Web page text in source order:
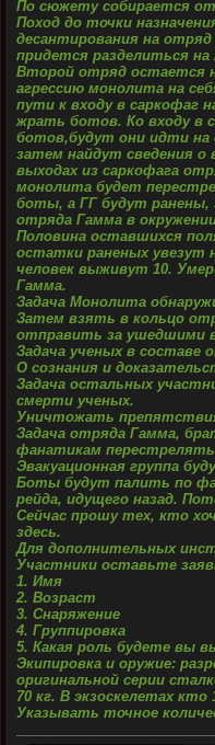
По сюжету собирается
Поход до точки
десантирования на
придется разделиться
Второй отряд остается
агрессию монолита на
пути к входу в саркофаг
жрать ботов. Ко входу в
ботов,будут они идти на
затем найдут сведения о
выходах из саркофага
монолита будет
боты, а ГГ будут
отряда Гамма в
Половина оставшихся
остатки раненых увезут
человек выживут 10.
Гамма.
Задача Монолита
Затем взять в кольцо
отправить за ушедшими
Задача ученых в
О сознания и
Задача остальных
смерти ученых.
Уничтожать
Задача отряда Гамма,
фанатикам
Эвакуационная группа
Боты будут палить по
рейда, идущего назад.
Сейчас прошу тех, кто
здесь.
Для дополнительных
Участники оставьте
1. Имя
2. Возраст
3. Снаряжение
4. Группировка
5. Какая роль будете вы
Экипировка и оружие:
оригинальной серии
70 кг. В экзоскелетах кто
Указывать точное